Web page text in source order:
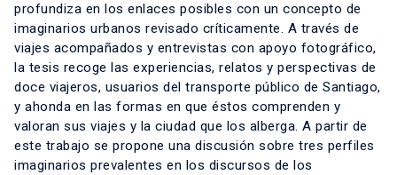
profundiza en los enlaces posibles con un concepto de
imaginarios urbanos revisado críticamente. A través de
viajes acompañados y entrevistas con apoyo fotográfico,
la tesis recoge las experiencias, relatos y perspectivas de
doce viajeros, usuarios del transporte público de Santiago,
y ahonda en las formas en que éstos comprenden y
valoran sus viajes y la ciudad que los alberga. A partir de
este trabajo se propone una discusión sobre tres perfiles
imaginarios prevalentes en los discursos de los